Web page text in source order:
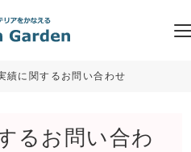
績に関するお問い合わせ
るお問い合わ